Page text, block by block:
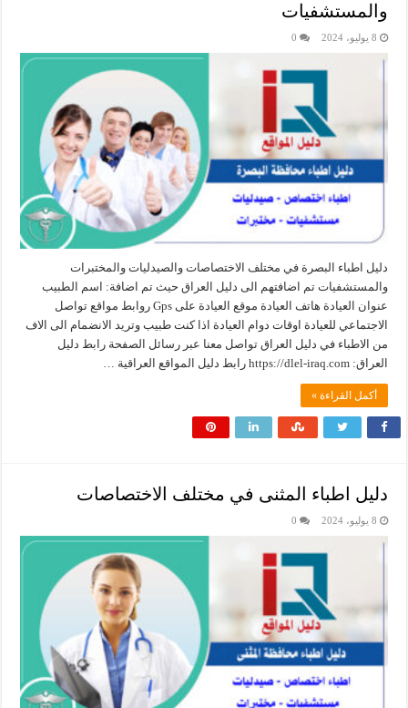
والمستشفيات
8 يوليو، 2024 0
دليل اطباء البصرة في مختلف الاختصاصات والصيدليات والمختبرات
والمستشفيات تم اضافتهم الى دليل العراق حيث تم اضافة: اسم الطبيب
عنوان العيادة هاتف العيادة موقع العيادة على Gps روابط مواقع تواصل
الاجتماعي للعيادة اوقات دوام العيادة اذا كنت طبيب وتريد الانضمام الى الاف
من الاطباء في دليل العراق تواصل معنا عبر رسائل الصفحة رابط دليل
العراق: ‏https://dlel-iraq.com رابط دليل المواقع العراقية …
أكمل القراءة »
دليل اطباء المثنى في مختلف الاختصاصات
8 يوليو، 2024 0